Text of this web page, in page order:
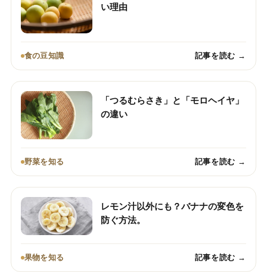
い理由
食の豆知識 記事を読む →
「つるむらさき」と「モロヘイヤ」
の違い
野菜を知る 記事を読む →
レモン汁以外にも？バナナの変色を
防ぐ方法。
果物を知る 記事を読む →